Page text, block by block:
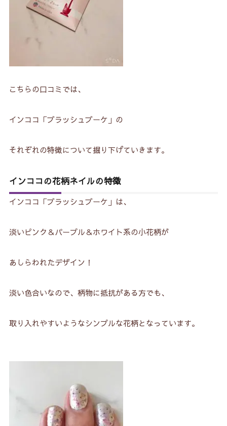
こちらの口コミでは、
インココ「ブラッシュブーケ」の
それぞれの特徴について掘り下げていきます。
インココの花柄ネイルの特徴
インココ「ブラッシュブーケ」は、
淡いピンク＆パープル＆ホワイト系の小花柄が
あしらわれたデザイン！
淡い色合いなので、柄物に抵抗がある方でも、
取り入れやすいようなシンプルな花柄となっています。